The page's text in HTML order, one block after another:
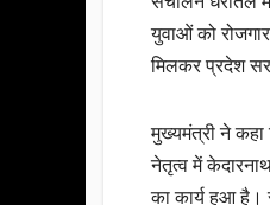
युवाओं को
मिलकर प्रदेश
मुख्यमंत्री ने कहा
नेतृत्व में
का कार्य हुआ है।